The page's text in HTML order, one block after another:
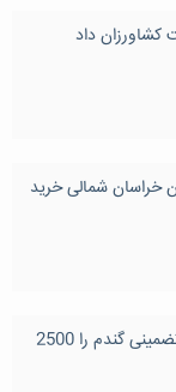
کشاورزان داد
خراسان شمالی خرید
وزارت جهاد کشاورزی نرخ خرید تضمینی گندم را 2500